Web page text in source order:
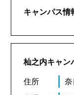
キャンパス情
杣之内キャン
住所 奈